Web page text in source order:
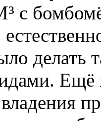
с
делать
Ещё
владения